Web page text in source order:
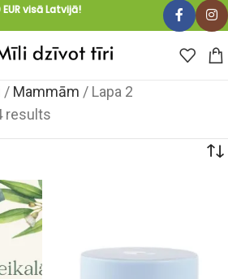
visā Latvijā!
/ Mammām / Lapa 2
results